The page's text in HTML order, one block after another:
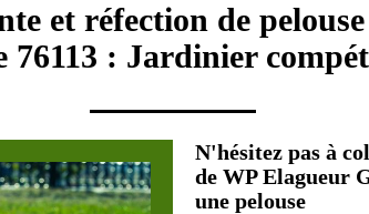
et réfection de
76113 : Jardinier
N'hésitez pas à
de WP Elagueur
une pelouse